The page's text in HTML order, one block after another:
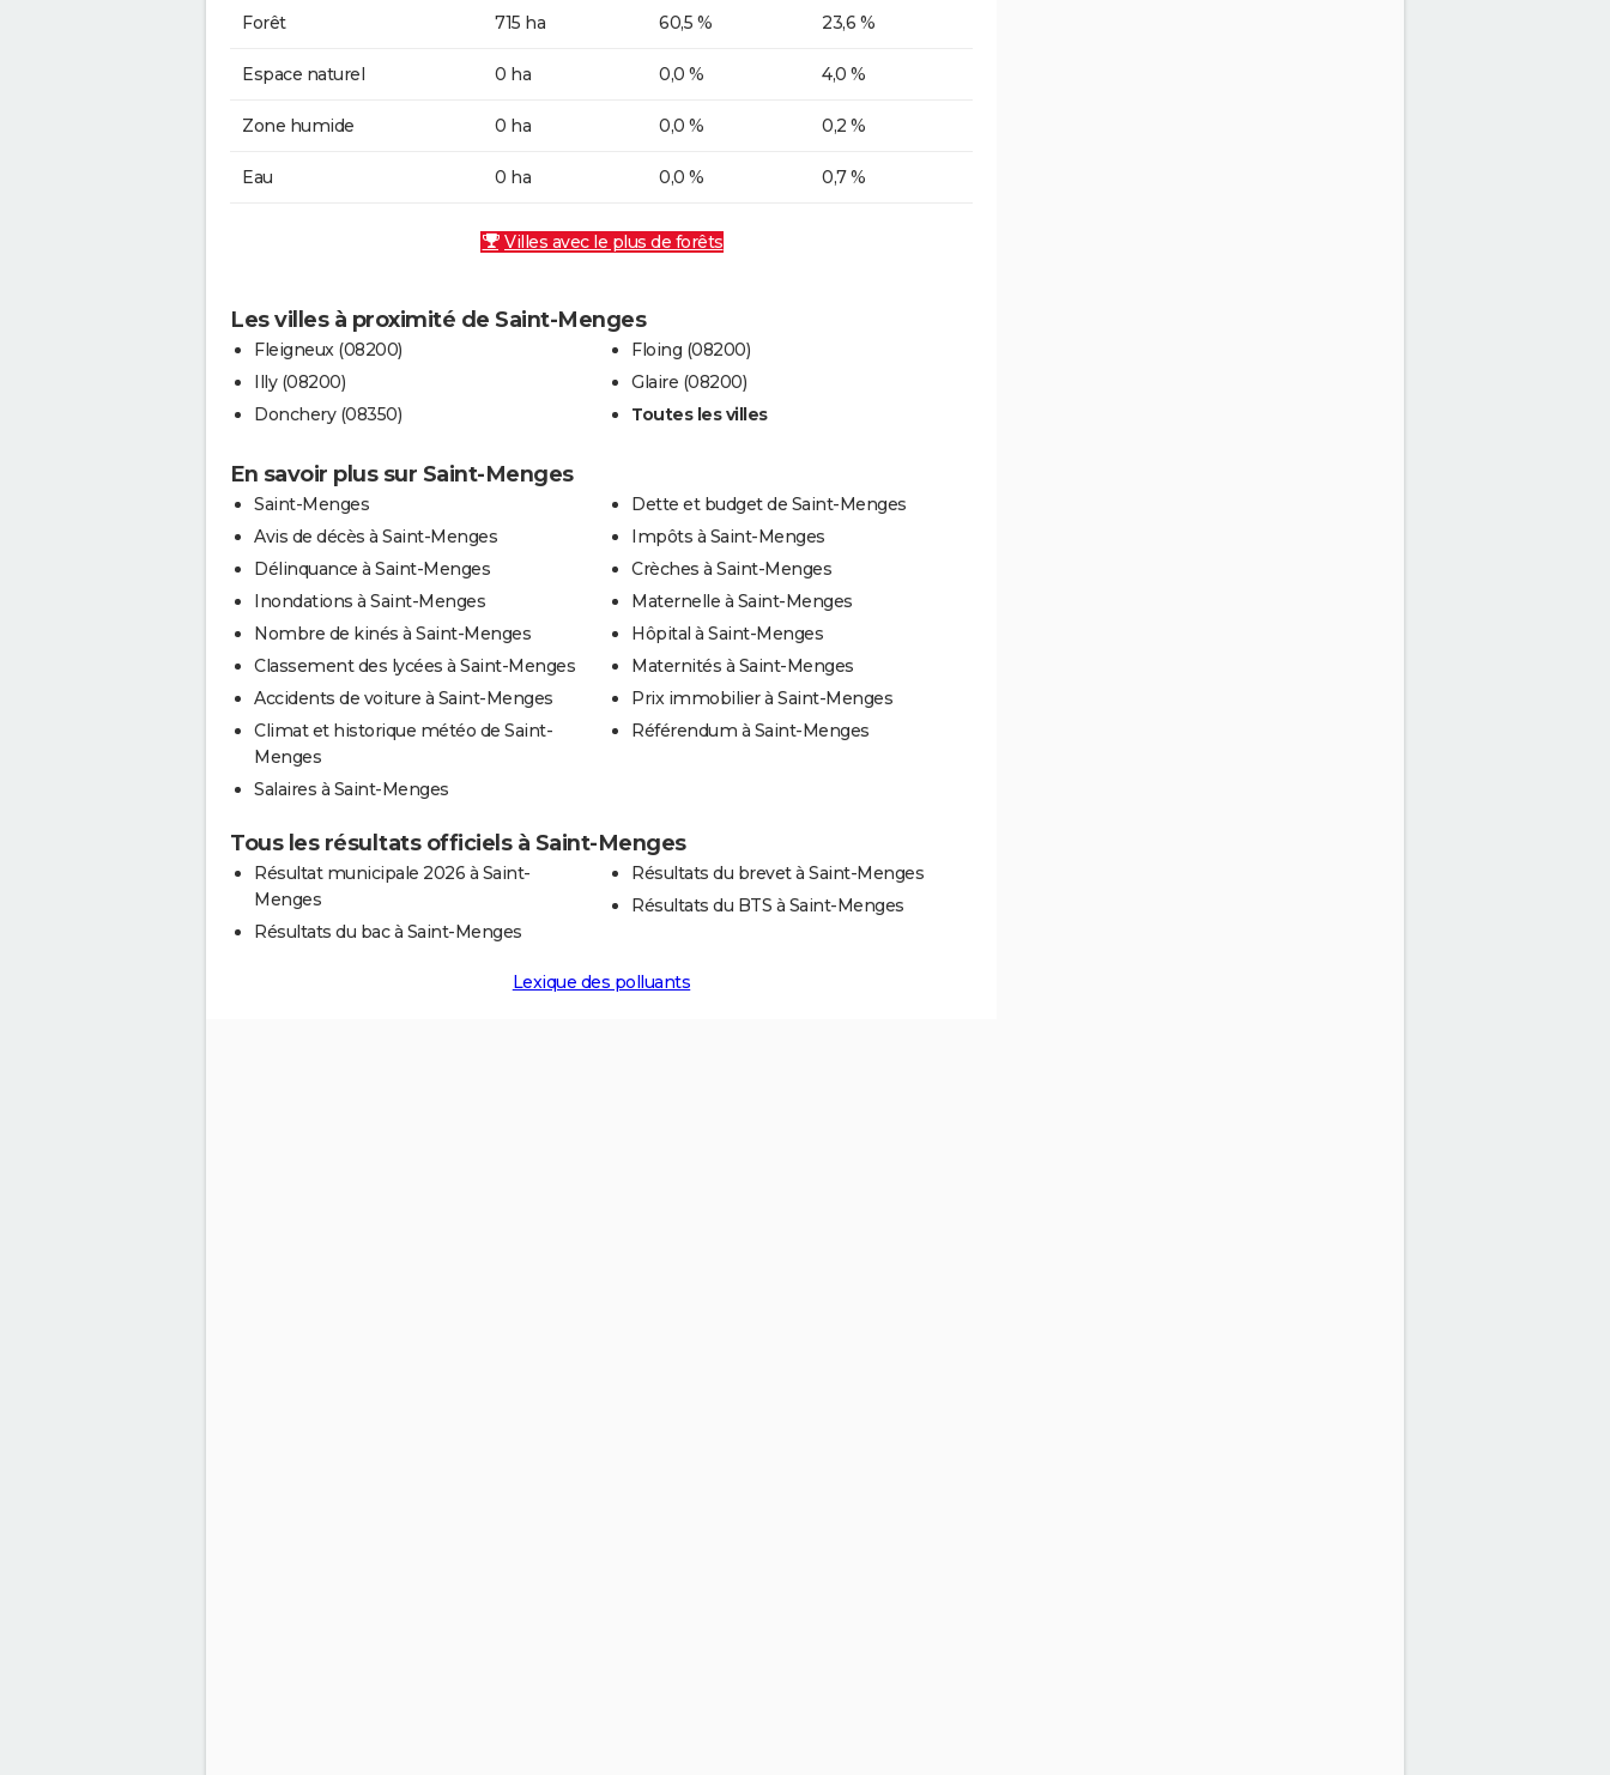
Forêt 715 ha 60,5 % 23,6 %
Espace naturel 0 ha 0,0 % 4,0 %
Zone humide 0 ha 0,0 % 0,2 %
Eau 0 ha 0,0 % 0,7 %
Villes avec le plus de forêts
Les villes à proximité de Saint-Menges
Fleigneux (08200)
Illy (08200)
Donchery (08350)
Floing (08200)
Glaire (08200)
Toutes les villes
En savoir plus sur Saint-Menges
Saint-Menges
Avis de décès à Saint-Menges
Délinquance à Saint-Menges
Inondations à Saint-Menges
Nombre de kinés à Saint-Menges
Classement des lycées à Saint-Menges
Accidents de voiture à Saint-Menges
Climat et historique météo de Saint-
Menges
Salaires à Saint-Menges
Dette et budget de Saint-Menges
Impôts à Saint-Menges
Crèches à Saint-Menges
Maternelle à Saint-Menges
Hôpital à Saint-Menges
Maternités à Saint-Menges
Prix immobilier à Saint-Menges
Référendum à Saint-Menges
Tous les résultats officiels à Saint-Menges
Résultat municipale 2026 à Saint-
Menges
Résultats du bac à Saint-Menges
Résultats du brevet à Saint-Menges
Résultats du BTS à Saint-Menges
Lexique des polluants